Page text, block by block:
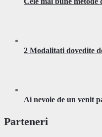
2 Modalitati dovedite
Ai nevoie de un venit
Parteneri